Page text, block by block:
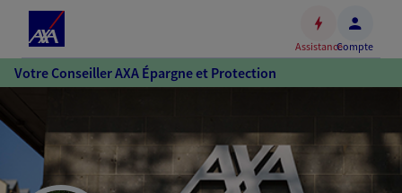
Accéder
au
Accéder
au
pied
AssistanceCompte
Votre Conseiller AXA Épargne et Protection